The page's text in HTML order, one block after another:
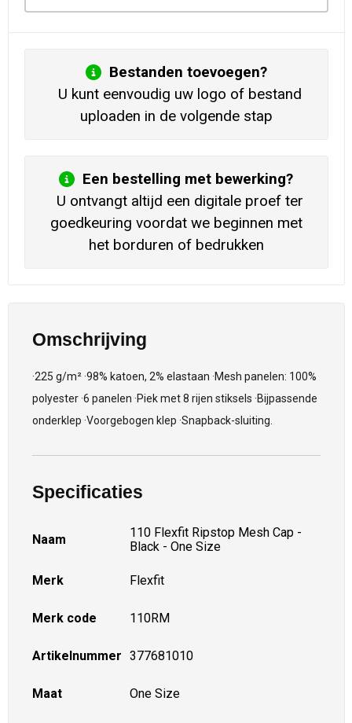
Bestanden toevoegen?
U kunt eenvoudig uw logo of bestand
uploaden in de volgende stap
Een bestelling met bewerking?
U ontvangt altijd een digitale proef ter
goedkeuring voordat we beginnen met
het borduren of bedrukken
Omschrijving
·225 g/m² ·98% katoen, 2% elastaan ·Mesh panelen: 100%
polyester ·6 panelen ·Piek met 8 rijen stiksels ·Bijpassende
onderklep ·Voorgebogen klep ·Snapback-sluiting.
Specificaties
Naam
110 Flexfit Ripstop Mesh Cap -
Black - One Size
Merk Flexfit
Merk code 110RM
Artikelnummer 377681010
Maat One Size